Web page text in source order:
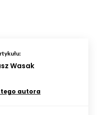
Wasak
tego autora